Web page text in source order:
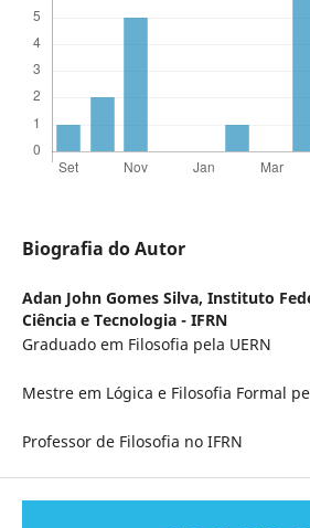
Biografia do Autor
Adan John Gomes Silva, Instituto
Ciência e Tecnologia - IFRN
Graduado em Filosofia pela UERN
Mestre em Lógica e Filosofia Formal
Professor de Filosofia no IFRN